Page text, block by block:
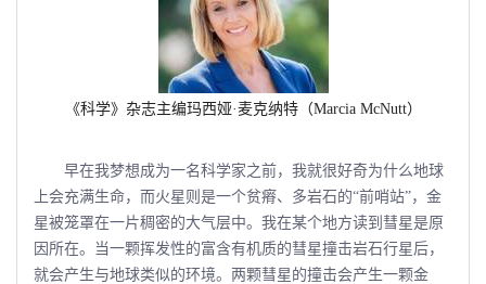
《科学》杂志主编玛西娅·麦克纳特（Marcia McNutt）
早在我梦想成为一名科学家之前，我就很好奇为什么地球
上会充满生命，而火星则是一个贫瘠、多岩石的“前哨站”，金
星被笼罩在一片稠密的大气层中。我在某个地方读到彗星是原
因所在。当一颗挥发性的富含有机质的彗星撞击岩石行星后，
就会产生与地球类似的环境。两颗彗星的撞击会产生一颗金